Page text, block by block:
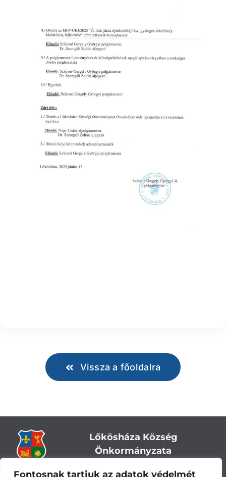
Fontosnak tartjuk az adatok védelmét
Vissza a főoldalra
Lőkösháza Község
Önkormányzata